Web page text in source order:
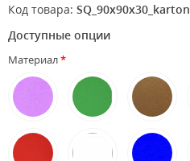
Код товара: SQ_90х90х30_karton
Доступные опции
Материал